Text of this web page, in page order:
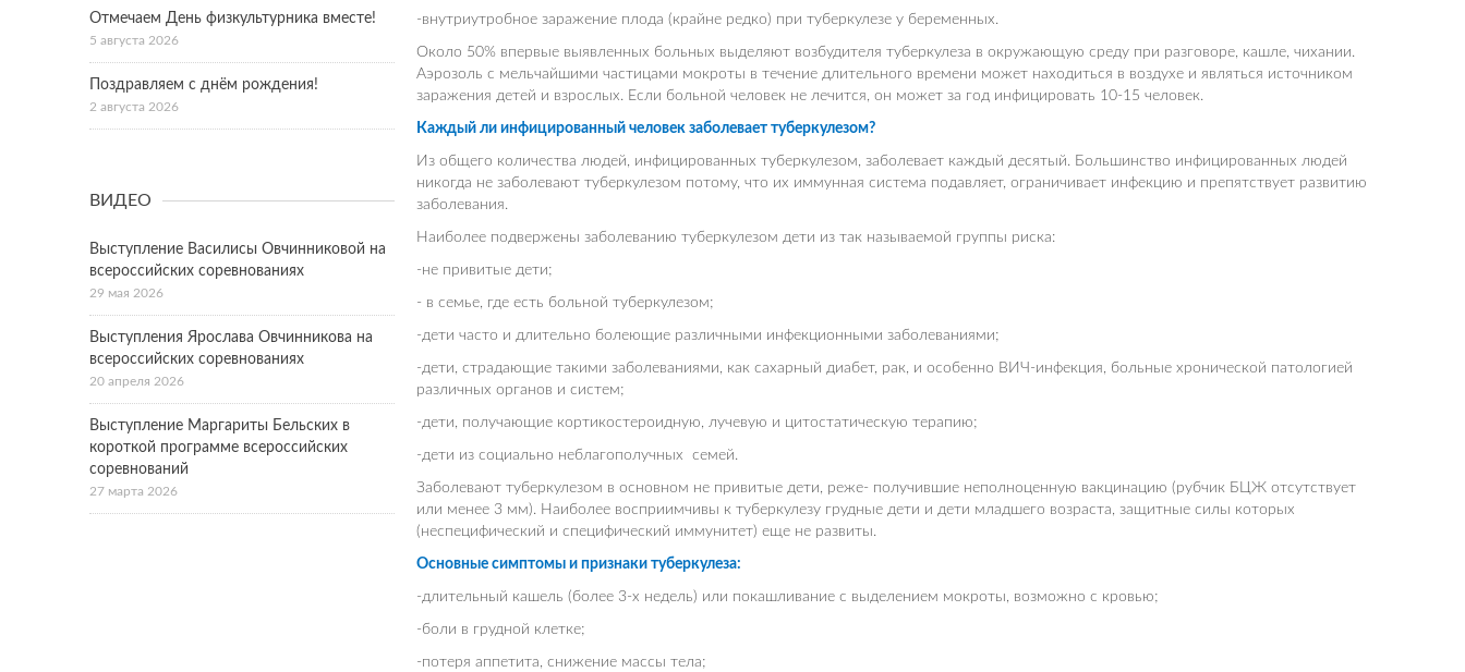
-внутриутробное заражение плода (крайне редко) при туберкулезе у беременных.
Около 50% впервые выявленных больных выделяют возбудителя туберкулеза в окружающую среду при разговоре, кашле, чихании.
Аэрозоль с мельчайшими частицами мокроты в течение длительного времени может находиться в воздухе и являться источником
заражения детей и взрослых. Если больной человек не лечится, он может за год инфицировать 10-15 человек.
Каждый ли инфицированный человек заболевает туберкулезом?
Из общего количества людей, инфицированных туберкулезом, заболевает каждый десятый. Большинство инфицированных людей
никогда не заболевают туберкулезом потому, что их иммунная система подавляет, ограничивает инфекцию и препятствует развитию
заболевания.
Наиболее подвержены заболеванию туберкулезом дети из так называемой группы риска:
-не привитые дети;
- в семье, где есть больной туберкулезом;
-дети часто и длительно болеющие различными инфекционными заболеваниями;
-дети, страдающие такими заболеваниями, как сахарный диабет, рак, и особенно ВИЧ-инфекция, больные хронической патологией
различных органов и систем;
-дети, получающие кортикостероидную, лучевую и цитостатическую терапию;
-дети из социально неблагополучных семей.
Заболевают туберкулезом в основном не привитые дети, реже- получившие неполноценную вакцинацию (рубчик БЦЖ отсутствует
или менее 3 мм). Наиболее восприимчивы к туберкулезу грудные дети и дети младшего возраста, защитные силы которых
(неспецифический и специфический иммунитет) еще не развиты.
Основные симптомы и признаки туберкулеза:
-длительный кашель (более 3-х недель) или покашливание с выделением мокроты, возможно с кровью;
-боли в грудной клетке;
-потеря аппетита, снижение массы тела;
Отмечаем День физкультурника вместе!
5 августа 2026
Поздравляем с днём рождения!
2 августа 2026
ВИДЕО
Выступление Василисы Овчинниковой на
всероссийских соревнованиях
29 мая 2026
Выступления Ярослава Овчинникова на
всероссийских соревнованиях
20 апреля 2026
Выступление Маргариты Бельских в
короткой программе всероссийских
соревнований
27 марта 2026